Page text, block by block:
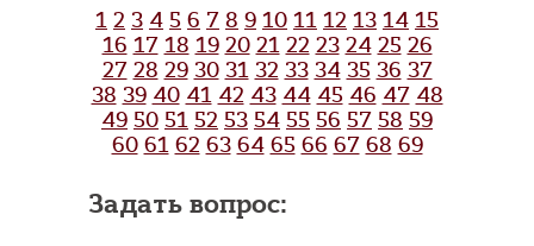
1 2 3 4 5 6 7 8 9 10 11 12 13 14 15
16 17 18 19 20 21 22 23 24 25 26
27 28 29 30 31 32 33 34 35 36 37
38 39 40 41 42 43 44 45 46 47 48
49 50 51 52 53 54 55 56 57 58 59
60 61 62 63 64 65 66 67 68 69
Задать вопрос: